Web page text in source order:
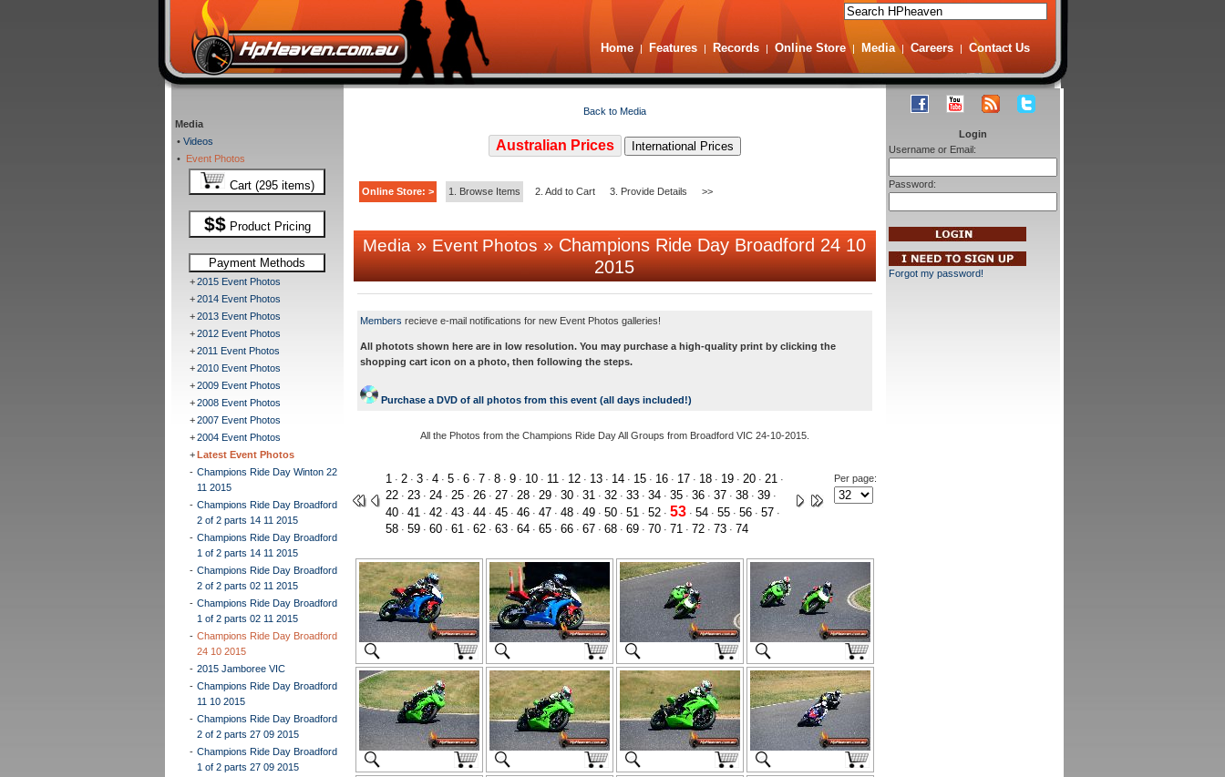
Home | Features | Records | Online Store | Media | Careers | Contact Us
Media
•Videos
•Event Photos
Cart (295 items)
$$Product Pricing
Payment Methods
+ 2015 Event Photos
+ 2014 Event Photos
+ 2013 Event Photos
+ 2012 Event Photos
+ 2011 Event Photos
+ 2010 Event Photos
+ 2009 Event Photos
+ 2008 Event Photos
+ 2007 Event Photos
+ 2004 Event Photos
+ Latest Event Photos
- Champions Ride Day Winton 22
11 2015
- Champions Ride Day Broadford
2 of 2 parts 14 11 2015
- Champions Ride Day Broadford
1 of 2 parts 14 11 2015
- Champions Ride Day Broadford
2 of 2 parts 02 11 2015
- Champions Ride Day Broadford
1 of 2 parts 02 11 2015
- Champions Ride Day Broadford
24 10 2015
- 2015 Jamboree VIC
- Champions Ride Day Broadford
11 10 2015
- Champions Ride Day Broadford
2 of 2 parts 27 09 2015
- Champions Ride Day Broadford
1 of 2 parts 27 09 2015
Back to Media
Australian Prices International Prices
Online Store: > 1. Browse Items 2. Add to Cart 3. Provide Details >>
Media»Event Photos» Champions Ride Day Broadford 24 10
2015
Members recieve e-mail notifications for new Event Photos galleries!
All photots shown here are in low resolution. You may purchase a high-quality print by clicking the
shopping cart icon on a photo, then following the steps.
Purchase a DVD of all photos from this event (all days included!)
All the Photos from the Champions Ride Day All Groups from Broadford VIC 24-10-2015.
1 · 2· 3· 4· 5· 6· 7 · 8· 9· 10· 11 · 12· 13· 14· 15· 16· 17 · 18· 19· 20· 21 ·
22· 23· 24· 25· 26· 27 · 28· 29· 30· 31 · 32· 33· 34· 35· 36· 37 · 38· 39·
40· 41 · 42· 43· 44· 45· 46· 47 · 48· 49· 50· 51 · 52· 53· 54· 55· 56· 57 ·
58· 59· 60· 61 · 62· 63· 64· 65· 66· 67 · 68· 69· 70· 71 · 72· 73· 74
Per page:
Login
Username or Email:
Password:
Forgot my password!